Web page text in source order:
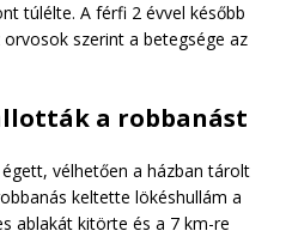
túlélte. A férfi 2 évvel később
szerint a betegsége az
a robbanást
vélhetően a házban tárolt
keltette lökéshullám a
ablakát kitörte és a 7 km-re